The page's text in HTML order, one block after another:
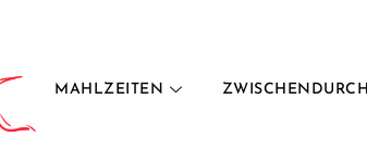
MAHLZEITEN ZWISCHENDURCH